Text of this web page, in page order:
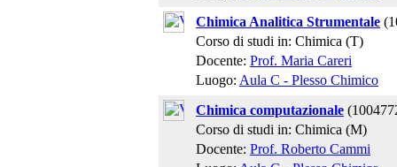
Chimica Analitica Strumentale
Corso di studi in: Chimica (T)
Docente: Prof. Maria Careri
Luogo: Aula C - Plesso Chimico
Chimica computazionale
Corso di studi in: Chimica (M)
Docente: Prof. Roberto Cammi